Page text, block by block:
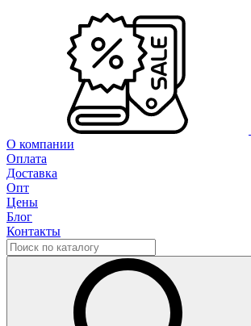
О компании
Оплата
Доставка
Опт
Цены
Блог
Контакты